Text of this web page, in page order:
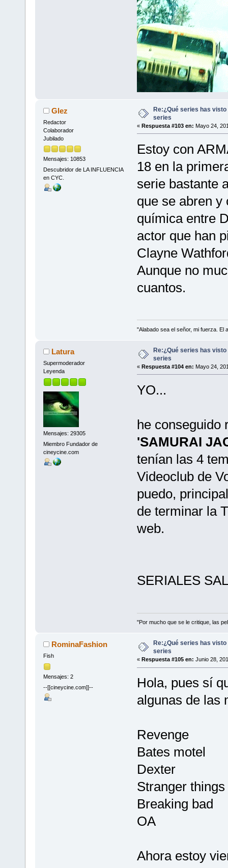
Glez
Redactor
Colaborador
Jubilado
Mensajes: 10853
Descubridor de LA INFLUENCIA
en CYC.
Re:¿Qué series has
series
« Respuesta #103 en: Mayo 24,
Estoy con
18 en la
serie bastante
que se abren y
química entre
actor que han
Clayne
Aunque no
cuantos.
"Alabado sea el señor, mi fuerza. El
Latura
Supermoderador
Leyenda
Mensajes: 29305
Miembro Fundador de
cineycine.com
Re:¿Qué series has
series
« Respuesta #104 en: Mayo 24,
YO...
he conseguido
'SAMURAI
tenían las 4
Videoclub de
puedo,
de terminar la
web.
SERIALES
"Por mucho que se le critique, las
RominaFashion
Fish
Mensajes: 2
--[[cineycine.com]]--
Re:¿Qué series has
series
« Respuesta #105 en: Junio 28,
Hola, pues sí
algunas de las
Revenge
Bates motel
Dexter
Stranger things
Breaking bad
OA
Ahora estoy